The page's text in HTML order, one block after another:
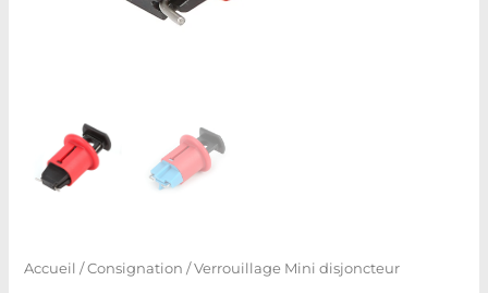
Accueil /Consignation / Verrouillage Mini disjoncteur